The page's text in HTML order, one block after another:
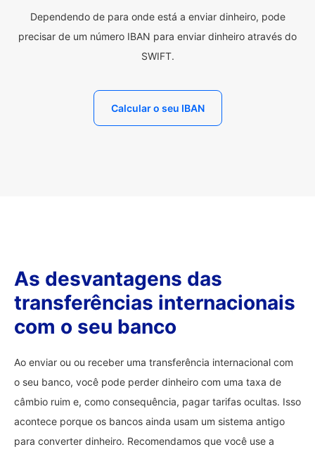
Dependendo de para onde está a enviar dinheiro, pode
precisar de um número IBAN para enviar dinheiro através do
SWIFT.
Calcular o seu IBAN
As desvantagens das
transferências internacionais
com o seu banco
Ao enviar ou ou receber uma transferência internacional com
o seu banco, você pode perder dinheiro com uma taxa de
câmbio ruim e, como consequência, pagar tarifas ocultas. Isso
acontece porque os bancos ainda usam um sistema antigo
para converter dinheiro. Recomendamos que você use a